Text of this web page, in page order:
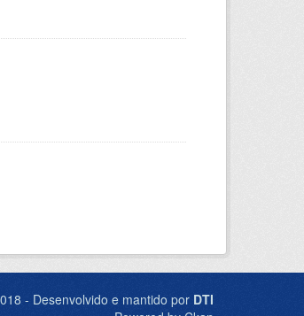
- Desenvolvido e mantido por DTI